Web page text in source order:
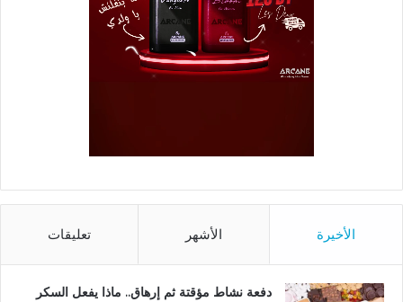
الأخيرة الأشهر تعليقات
دفعة نشاط مؤقتة ثم إرهاق.. ماذا يفعل السكر